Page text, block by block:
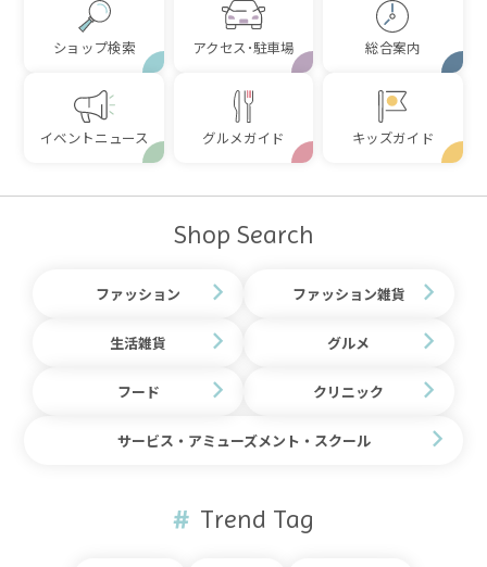
ショップ検索 アクセス･駐車場 総合案内
イベントニュース グルメガイド キッズガイド
Shop Search
ファッション ファッション雑貨
生活雑貨 グルメ
フード クリニック
サービス・アミューズメント・スクール
Trend Tag